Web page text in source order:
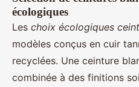
écologiques
Les choix écologiques
modèles conçus en cuir
recyclées. Une ceinture
combinée à des finitions